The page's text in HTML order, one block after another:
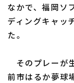
運営会社（別ウィンド
なかで、福岡ソ
ディングキャッ
た。
そのプレーが
前市はるか夢球